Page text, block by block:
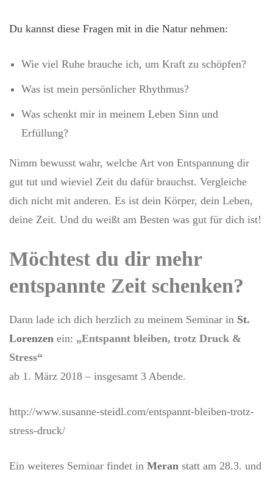
Du kannst diese Fragen mit in die Natur nehmen:
Wie viel Ruhe brauche ich, um Kraft zu schöpfen?
Was ist mein persönlicher Rhythmus?
Was schenkt mir in meinem Leben Sinn und
Erfüllung?
Nimm bewusst wahr, welche Art von Entspannung dir
gut tut und wieviel Zeit du dafür brauchst. Vergleiche
dich nicht mit anderen. Es ist dein Körper, dein Leben,
deine Zeit. Und du weißt am Besten was gut für dich ist!
Möchtest du dir mehr
entspannte Zeit schenken?
Dann lade ich dich herzlich zu meinem Seminar in St.
Lorenzen ein: „Entspannt bleiben, trotz Druck &
Stress“
ab 1. März 2018 – insgesamt 3 Abende.
http://www.susanne-steidl.com/entspannt-bleiben-trotz-
stress-druck/
Ein weiteres Seminar findet in Meran statt am 28.3. und